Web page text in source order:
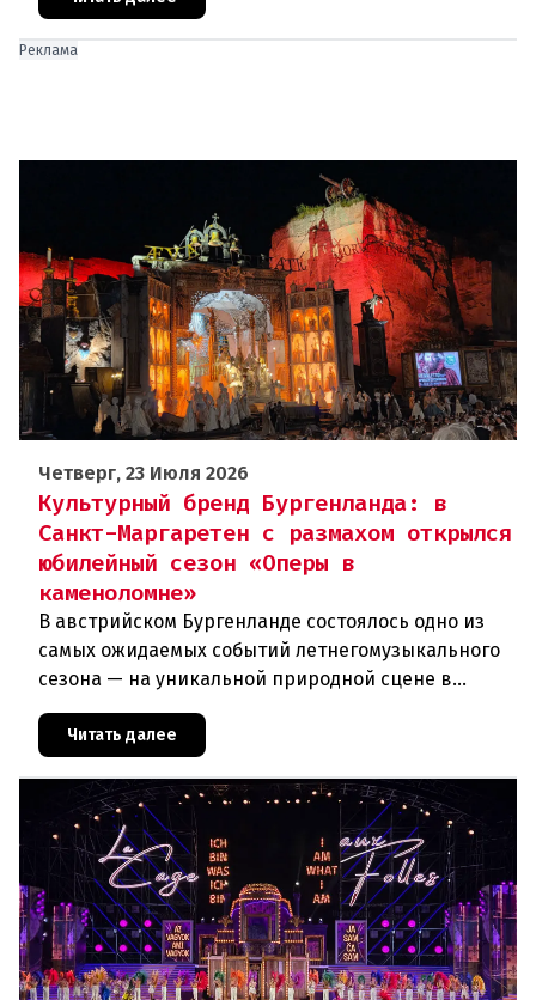
Реклама
Четверг, 23 Июля 2026
Культурный бренд Бургенланда: в
Санкт-Маргаретен с размахом открылся
юбилейный сезон «Оперы в
каменоломне»
В австрийском Бургенланде состоялось одно из
самых ожидаемых событий летнегомузыкального
сезона — на уникальной природной сцене в
римской каменоломне Санкт-Маргаретен (St.
Margarethen) прошла грандиоз
Читать далее